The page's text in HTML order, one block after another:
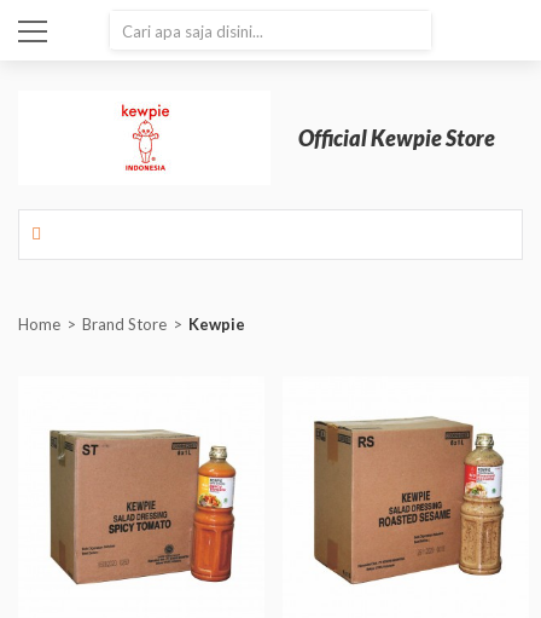
Official Kewpie Store
Home Brand Store Kewpie